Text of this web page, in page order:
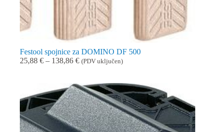
Festool spojnice za DOMINO DF 500
25,88 € – 138,86 €Raspon
25,88 €
do
138,86 €
(PDV uključen)